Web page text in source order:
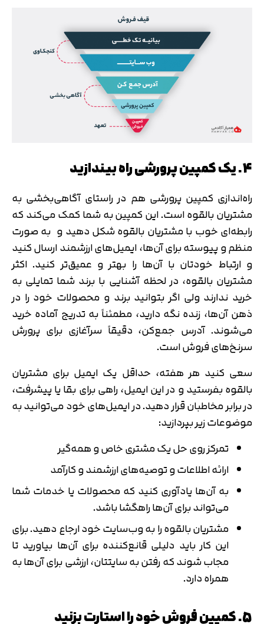
4. یک کمپین پرورشی راه بیندازید
راه‌اندازی کمپین پرورشی هم در راستای آگاهی‌بخشی به
مشتریان بالقوه است. این کمپین به شما کمک می‌کند که
رابطه‌ای خوب با مشتریان بالقوه شکل دهید و به صورت
منظم و پیوسته برای آن‌ها، ایمیل‌های ارزشمند ارسال کنید
و ارتباط خودتان با آن‌ها را بهتر و عمیق‌تر کنید. اکثر
مشتریان بالقوه، در لحظه آشنایی با برند شما تمایلی به
خرید ندارند ولی اگر بتوانید برند و محصولات خود را در
ذهن آن‌ها، زنده نگه دارید، مطمئناً به تدریج آماده خرید
می‌شوند. آدرس جمع‌کن، دقیقاً سرآغازی برای پرورش
سرنخ‌های فروش است.
سعی کنید هر هفته، حداقل یک ایمیل برای مشتریان
بالقوه بفرستید و در این ایمیل، راهی برای بقا یا پیشرفت،
در برابر مخاطبان قرار دهید. در ایمیل‌های خود می‌توانید به
موضوعات زیر بپردازید:
تمرکز روی حل یک مشتری خاص و همه‌گیر
ارائه اطلاعات و توصیه‌های ارزشمند و کارآمد
به آن‌ها یادآوری کنید که محصولات یا خدمات شما
می‌تواند برای آن‌ها راهگشا باشد.
مشتریان بالقوه را به وب‌سایت خود ارجاع دهید. برای
این کار باید دلیلی قانع‌کننده برای آن‌ها بیاورید تا
مجاب شوند که رفتن به سایتتان، ارزشی برای آن‌ها به
همراه دارد.
5. کمپین فروش خود را استارت بزنید